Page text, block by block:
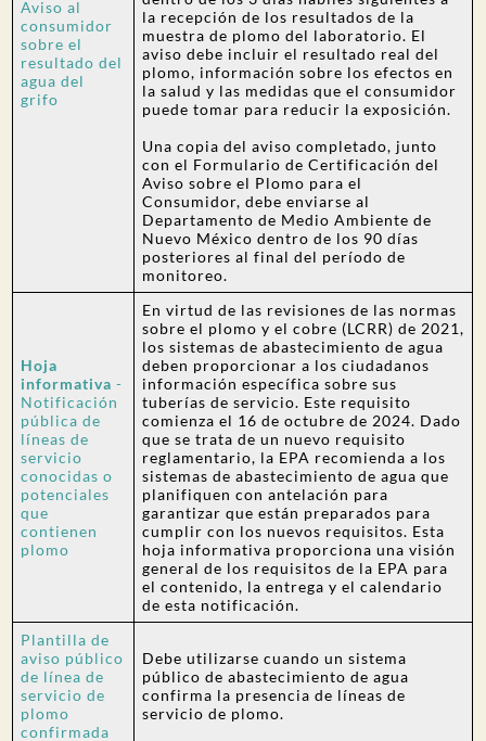
Aviso al
consumidor
sobre el
resultado del
agua del
grifo
la recepción de los resultados de la
muestra de plomo del laboratorio. El
aviso debe incluir el resultado real del
plomo, información sobre los efectos en
la salud y las medidas que el consumidor
puede tomar para reducir la exposición.
Una copia del aviso completado, junto
con el Formulario de Certificación del
Aviso sobre el Plomo para el
Consumidor, debe enviarse al
Departamento de Medio Ambiente de
Nuevo México dentro de los 90 días
posteriores al final del período de
monitoreo.
Hoja
informativa-
Notificación
pública de
líneas de
servicio
conocidas o
potenciales
que
contienen
plomo
En virtud de las revisiones de las normas
sobre el plomo y el cobre (LCRR) de 2021,
los sistemas de abastecimiento de agua
deben proporcionar a los ciudadanos
información específica sobre sus
tuberías de servicio. Este requisito
comienza el 16 de octubre de 2024. Dado
que se trata de un nuevo requisito
reglamentario, la EPA recomienda a los
sistemas de abastecimiento de agua que
planifiquen con antelación para
garantizar que están preparados para
cumplir con los nuevos requisitos. Esta
hoja informativa proporciona una visión
general de los requisitos de la EPA para
el contenido, la entrega y el calendario
de esta notificación.
Plantilla de
aviso público
de línea de
servicio de
plomo
confirmada
Debe utilizarse cuando un sistema
público de abastecimiento de agua
confirma la presencia de líneas de
servicio de plomo.